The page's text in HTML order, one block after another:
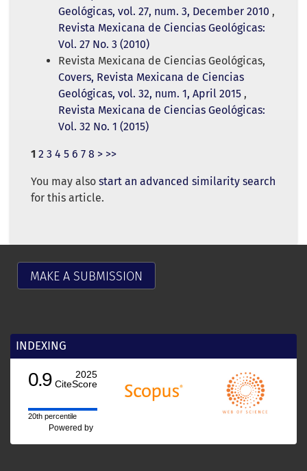
Geológicas, vol. 27, num. 3, December 2010 ,
Revista Mexicana de Ciencias Geológicas:
Vol. 27 No. 3 (2010)
Revista Mexicana de Ciencias Geológicas,
Covers, Revista Mexicana de Ciencias
Geológicas, vol. 32, num. 1, April 2015 ,
Revista Mexicana de Ciencias Geológicas:
Vol. 32 No. 1 (2015)
1 2 3 4 5 6 7 8 > >>
You may also start an advanced similarity search
for this article.
MAKE A SUBMISSION
INDEXING
0.9
2025
CiteScore
20th percentile
Powered by